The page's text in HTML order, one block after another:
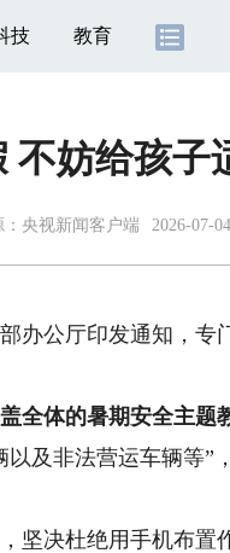
技 教育
不妨给孩子
：央视新闻客户端 2026-07-
公厅印发通知，专
全体的暑期安全主题
及非法营运车辆等”
，坚决杜绝用手机布置